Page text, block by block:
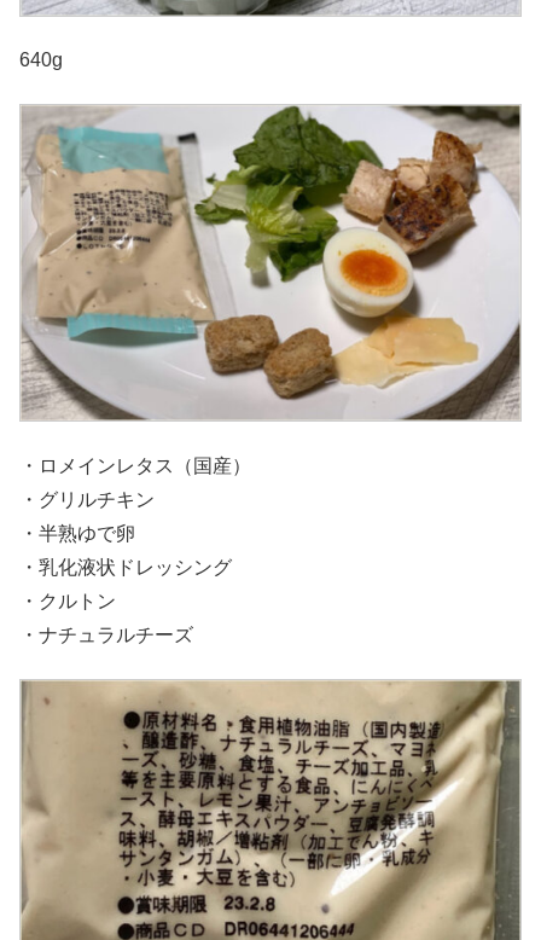
640g
・ロメインレタス（国産）
・グリルチキン
・半熟ゆで卵
・乳化液状ドレッシング
・クルトン
・ナチュラルチーズ